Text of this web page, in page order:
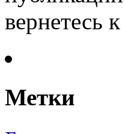
вернетесь
Метки